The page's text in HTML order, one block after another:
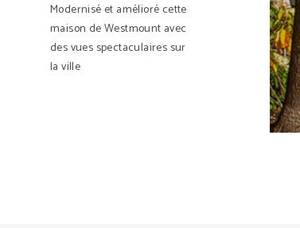
Modernisé et amélioré cette
maison de Westmount avec
des vues spectaculaires sur
la ville